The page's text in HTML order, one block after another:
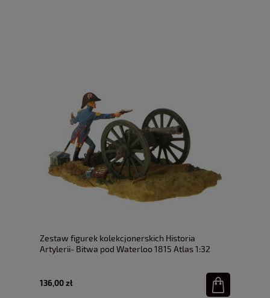
Zestaw figurek kolekcjonerskich Historia
Artylerii- Bitwa pod Waterloo 1815 Atlas 1:32
136,00 zł